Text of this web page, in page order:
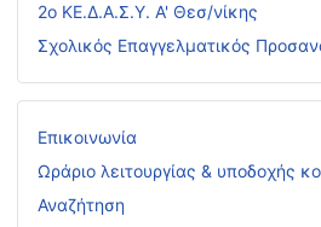
2ο ΚΕ.Δ.Α.Σ.Υ. Α' Θεσ/νίκης
Σχολικός Επαγγελματικός
Επικοινωνία
Ωράριο λειτουργίας & υποδοχής
Αναζήτηση